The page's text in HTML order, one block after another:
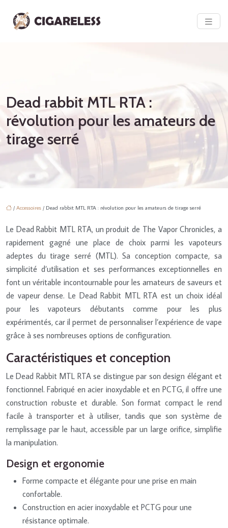
Dead rabbit MTL RTA :
révolution pour les amateurs de
tirage serré
/ Accessoires / Dead rabbit MTL RTA : révolution pour les amateurs de tirage serré
Le Dead Rabbit MTL RTA, un produit de The Vapor Chronicles, a
rapidement gagné une place de choix parmi les vapoteurs
adeptes du tirage serré (MTL). Sa conception compacte, sa
simplicité d’utilisation et ses performances exceptionnelles en
font un véritable incontournable pour les amateurs de saveurs et
de vapeur dense. Le Dead Rabbit MTL RTA est un choix idéal
pour les vapoteurs débutants comme pour les plus
expérimentés, car il permet de personnaliser l’expérience de vape
grâce à ses nombreuses options de configuration.
Caractéristiques et conception
Le Dead Rabbit MTL RTA se distingue par son design élégant et
fonctionnel. Fabriqué en acier inoxydable et en PCTG, il offre une
construction robuste et durable. Son format compact le rend
facile à transporter et à utiliser, tandis que son système de
remplissage par le haut, accessible par un large orifice, simplifie
la manipulation.
Design et ergonomie
Forme compacte et élégante pour une prise en main
confortable.
Construction en acier inoxydable et PCTG pour une
résistance optimale.